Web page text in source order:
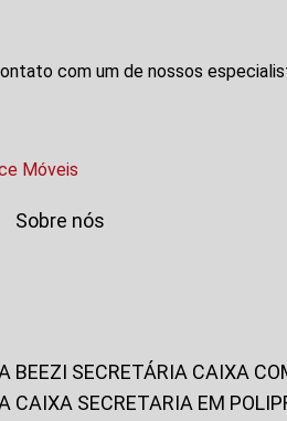
com um de nossos
Sobre nós
BEEZI SECRETÁRIA CAIXA
CAIXA SECRETARIA EM